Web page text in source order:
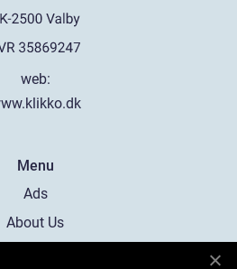
web:
Menu
Ads
About Us